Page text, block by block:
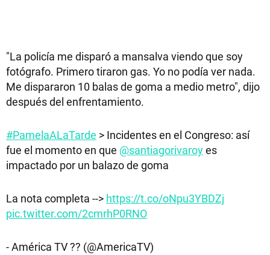
"La policía me disparó a mansalva viendo que soy
fotógrafo. Primero tiraron gas. Yo no podía ver nada.
Me dispararon 10 balas de goma a medio metro", dijo
después del enfrentamiento.
#PamelaALaTarde > Incidentes en el Congreso: así
fue el momento en que @santiagorivaroyes
impactado por un balazo de goma
La nota completa --> https://t.co/oNpu3YBDZj
pic.twitter.com/2cmrhP0RNO
- América TV ?? (@AmericaTV)